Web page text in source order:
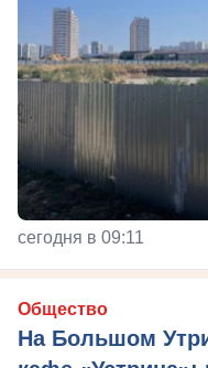
сегодня в 09:11
Общество
На Большом